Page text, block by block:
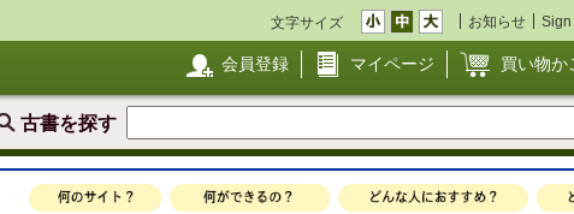
文字サイズ お知らせ
会員登録 マイページ 買い物か
古書を探す